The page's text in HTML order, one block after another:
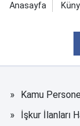
Anasayfa
Kamu
İşkur İlanları